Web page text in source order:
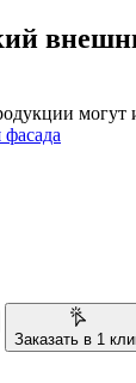
могут
Заказать в 1